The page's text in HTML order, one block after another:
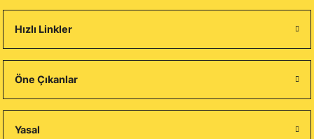
Hızlı Linkler
Öne Çıkanlar
Yasal